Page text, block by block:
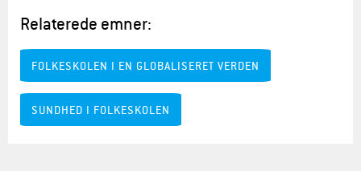
Relaterede emner:
FOLKESKOLEN I EN GLOBALISERET VERDEN
SUNDHED I FOLKESKOLEN